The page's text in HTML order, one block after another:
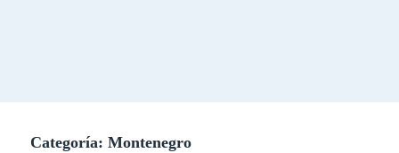
Categoría:Montenegro